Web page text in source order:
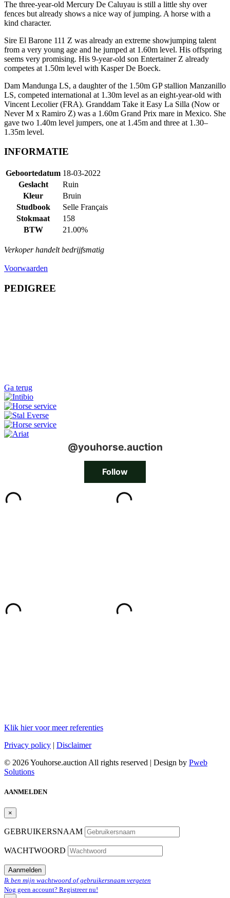
The three-year-old Mercury De Caluyau is still a little shy over
fences but already shows a nice way of jumping. A horse with a
kind character.
Sire El Barone 111 Z was already an extreme showjumping talent
from a very young age and he jumped at 1.60m level. His offspring
seems very promising. His 9-year-old son Entertainer Z already
competes at 1.50m level with Kasper De Boeck.
Dam Mandunga LS, a daughter of the 1.50m GP stallion Manzanillo
LS, competed international at 1.30m level as an eight-year-old with
Vincent Lecolier (FRA). Granddam Take it Easy La Silla (Now or
Never M x Ramiro Z) was a 1.60m Grand Prix mare in Mexico. She
gave two 1.40m level jumpers, one at 1.45m and three at 1.30–
1.35m level.
INFORMATIE
Geboortedatum 18-03-2022
Geslacht
Ruin
Kleur
Bruin
Studbook
Selle Français
Stokmaat
158
BTW
21.00%
Verkoper handelt bedrijfsmatig
Voorwaarden
PEDIGREE
Ga terug
Klik hier voor meer referenties
Privacy policy | Disclaimer
© 2026 Youhorse.auction All rights reserved | Design by Pweb
Solutions
AANMELDEN
×
GEBRUIKERSNAAM
WACHTWOORD
Aanmelden
Ik ben mijn wachtwoord of gebruikersnaam vergeten
Nog geen account? Registreer nu!